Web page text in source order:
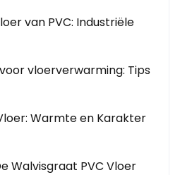
van PVC: Industriële
vloerverwarming: Tips
Warmte en Karakter
Walvisgraat PVC Vloer